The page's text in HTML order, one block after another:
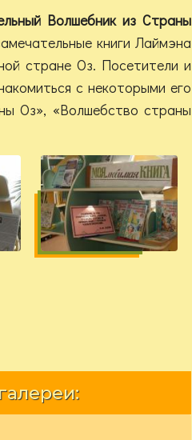
Волшебник из Страны
книги Лаймэна
стране Оз. Посетители и
с некоторыми его
Оз», «Волшебство страны